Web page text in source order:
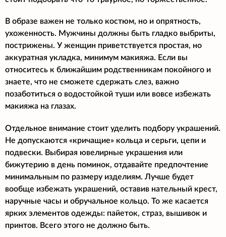
В образе важен не только костюм, но и опрятность,
ухоженность. Мужчины должны быть гладко выбриты,
пострижены. У женщин приветствуется простая, но
аккуратная укладка, минимум макияжа. Если вы
относитесь к ближайшим родственникам покойного и
знаете, что не сможете сдержать слез, важно
позаботиться о водостойкой туши или вовсе избежать
макияжа на глазах.
Отдельное внимание стоит уделить подбору украшений.
Не допускаются «кричащие» кольца и серьги, цепи и
подвески. Выбирая ювелирные украшения или
бижутерию в день поминок, отдавайте предпочтение
минимальным по размеру изделиям. Лучше будет
вообще избежать украшений, оставив нательный крест,
наручные часы и обручальное кольцо. То же касается
ярких элементов одежды: пайеток, страз, вышивок и
принтов. Всего этого не должно быть.